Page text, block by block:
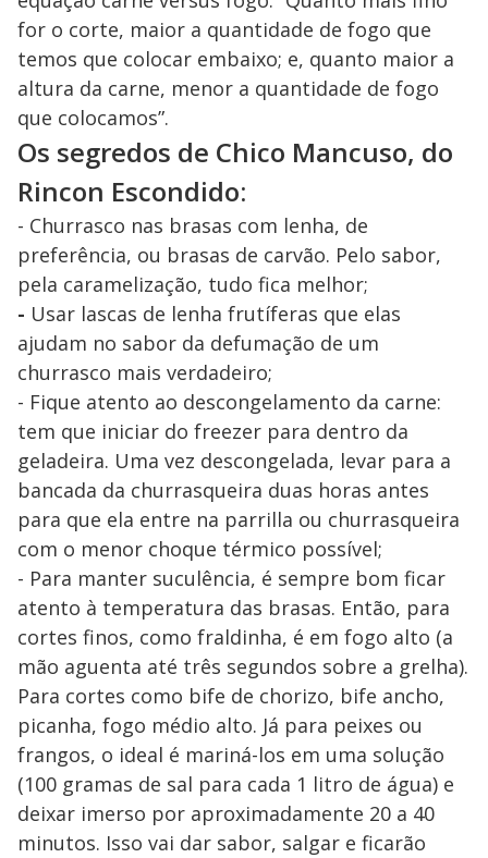
for o corte, maior a quantidade de fogo que
temos que colocar embaixo; e, quanto maior a
altura da carne, menor a quantidade de fogo
que colocamos”.
Os segredos de Chico Mancuso, do
Rincon Escondido:
- Churrasco nas brasas com lenha, de
preferência, ou brasas de carvão. Pelo sabor,
pela caramelização, tudo fica melhor;
- Usar lascas de lenha frutíferas que elas
ajudam no sabor da defumação de um
churrasco mais verdadeiro;
- Fique atento ao descongelamento da carne:
tem que iniciar do freezer para dentro da
geladeira. Uma vez descongelada, levar para a
bancada da churrasqueira duas horas antes
para que ela entre na parrilla ou churrasqueira
com o menor choque térmico possível;
- Para manter suculência, é sempre bom ficar
atento à temperatura das brasas. Então, para
cortes finos, como fraldinha, é em fogo alto (a
mão aguenta até três segundos sobre a grelha).
Para cortes como bife de chorizo, bife ancho,
picanha, fogo médio alto. Já para peixes ou
frangos, o ideal é mariná-los em uma solução
(100 gramas de sal para cada 1 litro de água) e
deixar imerso por aproximadamente 20 a 40
minutos. Isso vai dar sabor, salgar e ficarão